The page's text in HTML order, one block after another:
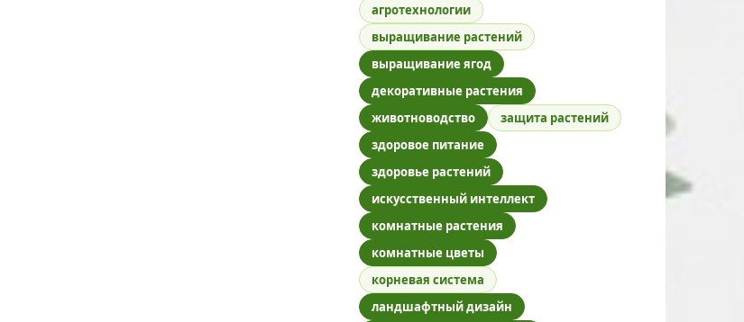
агротехнологии
выращивание растений
выращивание ягод
декоративные растения
животноводство
защита растений
здоровое питание
здоровье растений
искусственный интеллект
комнатные растения
комнатные цветы
корневая система
ландшафтный дизайн